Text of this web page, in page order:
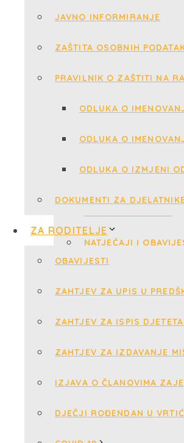
JAVNO INFORMIRANJE
ZAŠTITA OSOBNIH
PRAVILNIK O ZAŠTITI NA
ODLUKA O
ODLUKA O
ODLUKA O IZMJENI
DOKUMENTI ZA
ZA RODITELJE
OBAVIJESTI
ZAHTJEV ZA UPIS U
ZAHTJEV ZA ISPIS
ZAHTJEV ZA IZDAVANJE
IZJAVA O ČLANOVIMA
DJEČJI ROĐENDAN U